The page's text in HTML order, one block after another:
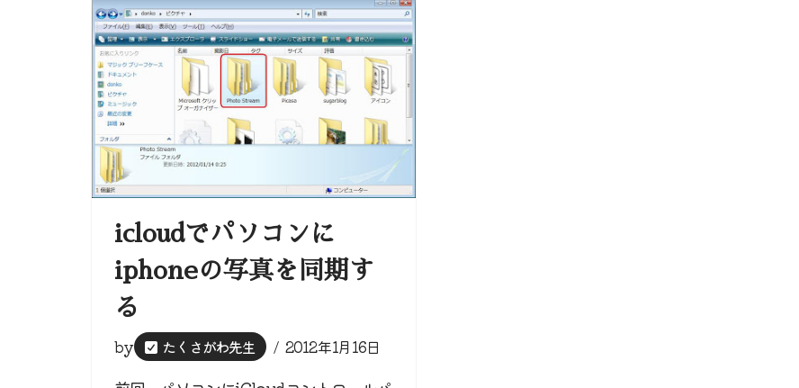
icloudでパソコンに
iphoneの写真を同期す
る
by たくさがわ先生 2012年1月16日